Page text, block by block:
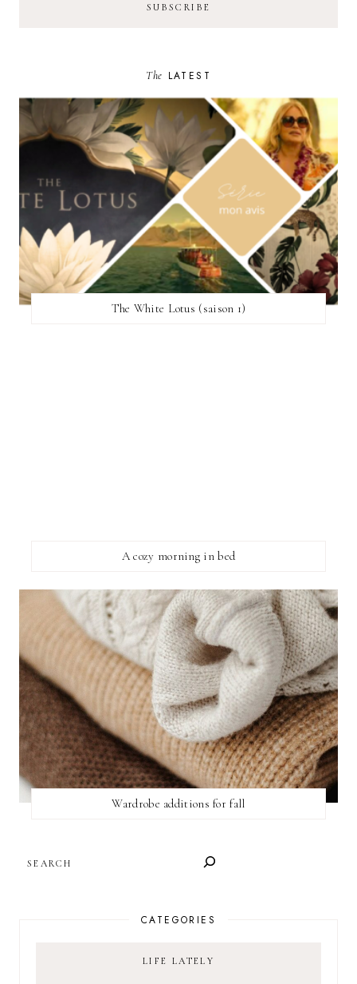
The LATEST
The White Lotus (saison 1)
A cozy morning in bed
Wardrobe additions for fall
CATEGORIES
LIFE LATELY